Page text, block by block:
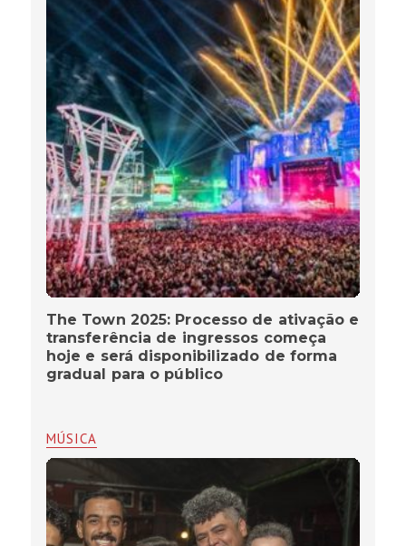
The Town 2025: Processo de ativação e
transferência de ingressos começa
hoje e será disponibilizado de forma
gradual para o público
MÚSICA